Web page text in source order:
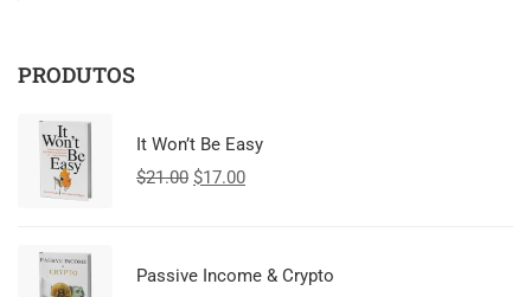
PRODUTOS
It Won’t Be Easy
$21.00 $17.00
Passive Income & Crypto